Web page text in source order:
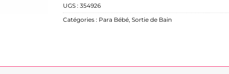
UGS : 354926
Catégories : Para Bébé, Sortie de Bain